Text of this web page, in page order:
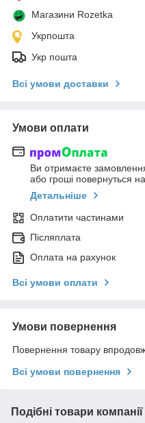
Магазини Rozetka
Укрпошта
Укр пошта
Всі умови доставки
Умови оплати
Ви отримаєте
або гроші повернуться
Детальніше
Оплатити частинами
Післяплата
Оплата на рахунок
Всі умови оплати
Умови повернення
Повернення товару
Всі умови повернення
Подібні товари компанії